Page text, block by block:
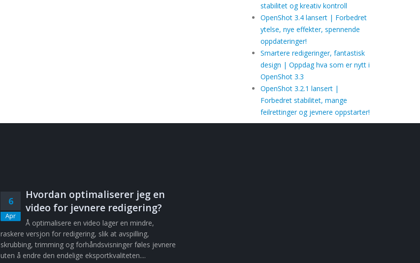
stabilitet og kreativ kontroll
OpenShot 3.4 lansert | Forbedret
ytelse, nye effekter, spennende
oppdateringer!
Smartere redigeringer, fantastisk
design | Oppdag hva som er nytt i
OpenShot 3.3
OpenShot 3.2.1 lansert |
Forbedret stabilitet, mange
feilrettinger og jevnere oppstarter!
6
Apr
Hvordan optimaliserer jeg en
video for jevnere redigering?
Å optimalisere en video lager en mindre,
raskere versjon for redigering, slik at avspilling,
skrubbing, trimming og forhåndsvisninger føles jevnere
uten å endre den endelige eksportkvaliteten....